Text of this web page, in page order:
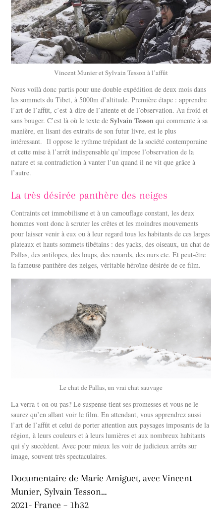
Vincent Munier et Sylvain Tesson à l’affût
Nous voilà donc partis pour une double expédition de deux mois dans
les sommets du Tibet, à 5000m d’altitude. Première étape : apprendre
l’art de l’affût, c’est-à-dire de l’attente et de l’observation. Au froid et
sans bouger. C’est là où le texte deSylvain Tesson qui commente à sa
manière, en lisant des extraits de son futur livre, est le plus
intéressant. Il oppose le rythme trépidant de la société contemporaine
et cette mise à l’arrêt indispensable qu’impose l’observation de la
nature et sa contradiction à vanter l’un quand il ne vit que grâce à
l’autre.
La très désirée panthère des neiges
Contraints cet immobilisme et à un camouflage constant, les deux
hommes vont donc à scruter les crêtes et les moindres mouvements
pour laisser venir à eux ou à leur regard tous les habitants de ces larges
plateaux et hauts sommets tibétains : des yacks, des oiseaux, un chat de
Pallas, des antilopes, des loups, des renards, des ours etc. Et peut-être
la fameuse panthère des neiges, véritable héroïne désirée de ce film.
Le chat de Pallas, un vrai chat sauvage
La verra-t-on ou pas? Le suspense tient ses promesses et vous ne le
saurez qu’en allant voir le film. En attendant, vous apprendrez aussi
l’art de l’affût et celui de porter attention aux paysages imposants de la
région, à leurs couleurs et à leurs lumières et aux nombreux habitants
qui s’y succèdent. Avec pour mieux les voir de judicieux arrêts sur
image, souvent très spectaculaires.
Documentaire de Marie Amiguet, avec Vincent
Munier, Sylvain Tesson…
2021- France – 1h32